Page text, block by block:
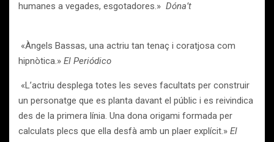
humanes a vegades, esgotadores.» Dóna’t
«Àngels Bassas, una actriu tan tenaç i coratjosa com
hipnòtica.» El Periódico
«L’actriu desplega totes les seves facultats per construir
un personatge que es planta davant el públic i es reivindica
des de la primera línia. Una dona origami formada per
calculats plecs que ella desfà amb un plaer explícit.» El